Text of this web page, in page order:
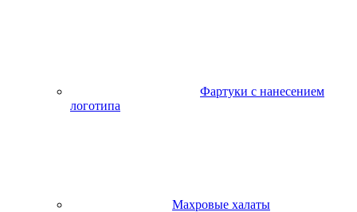
Фартуки с нанесением
логотипа
Махровые халаты